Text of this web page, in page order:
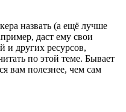
назвать (а ещё лучше
даст ему свои
и других ресурсов,
по этой теме. Бывает
вам полезнее, чем сам